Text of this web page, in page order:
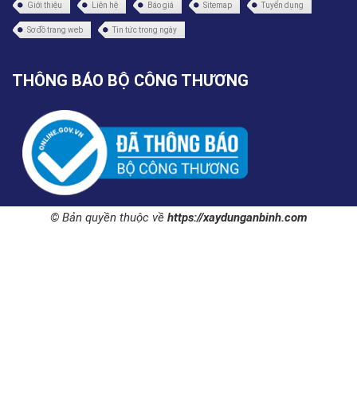
Giới thiệu Liên hệ Báo giá Sitemap Tuyển dụng
Sơ đồ trang web Tin tức trong ngày
THÔNG BÁO BỘ CÔNG THƯƠNG
© Bản quyền thuộc về https://xaydunganbinh.com